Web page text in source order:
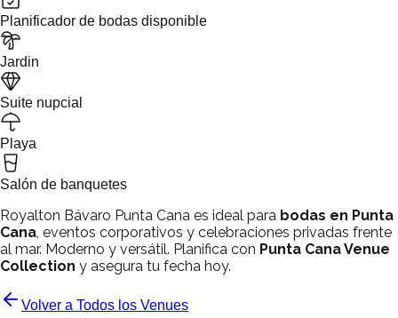
Planificador de bodas disponible
Jardin
Suite nupcial
Playa
Salón de banquetes
Royalton Bávaro Punta Cana es ideal para bodas en Punta
Cana, eventos corporativos y celebraciones privadas frente
al mar. Moderno y versátil. Planifica con Punta Cana Venue
Collection y asegura tu fecha hoy.
Volver a Todos los Venues